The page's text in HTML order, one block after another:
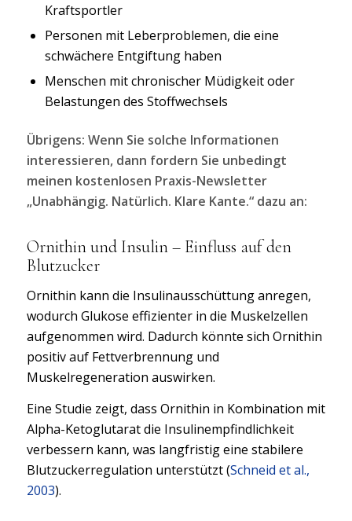
Kraftsportler
Personen mit Leberproblemen, die eine
schwächere Entgiftung haben
Menschen mit chronischer Müdigkeit oder
Belastungen des Stoffwechsels
Übrigens: Wenn Sie solche Informationen
interessieren, dann fordern Sie unbedingt
meinen kostenlosen Praxis-Newsletter
„Unabhängig. Natürlich. Klare Kante.“ dazu an:
Ornithin und Insulin – Einfluss auf den
Blutzucker
Ornithin kann die Insulinausschüttung anregen,
wodurch Glukose effizienter in die Muskelzellen
aufgenommen wird. Dadurch könnte sich Ornithin
positiv auf Fettverbrennung und
Muskelregeneration auswirken.
Eine Studie zeigt, dass Ornithin in Kombination mit
Alpha-Ketoglutarat die Insulinempfindlichkeit
verbessern kann, was langfristig eine stabilere
Blutzuckerregulation unterstützt (Schneid et al.,
2003).